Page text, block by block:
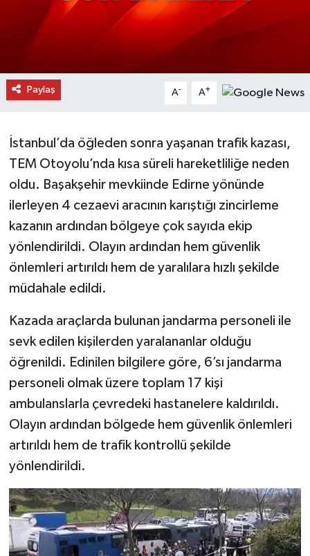
Paylaş A- A+
İstanbul’da öğleden sonra yaşanan trafik kazası,
TEM Otoyolu’nda kısa süreli hareketliliğe neden
oldu. Başakşehir mevkiinde Edirne yönünde
ilerleyen 4 cezaevi aracının karıştığı zincirleme
kazanın ardından bölgeye çok sayıda ekip
yönlendirildi. Olayın ardından hem güvenlik
önlemleri artırıldı hem de yaralılara hızlı şekilde
müdahale edildi.
Kazada araçlarda bulunan jandarma personeli ile
sevk edilen kişilerden yaralananlar olduğu
öğrenildi. Edinilen bilgilere göre, 6’sı jandarma
personeli olmak üzere toplam 17 kişi
ambulanslarla çevredeki hastanelere kaldırıldı.
Olayın ardından bölgede hem güvenlik önlemleri
artırıldı hem de trafik kontrollü şekilde
yönlendirildi.
Doğanyurt Haberleri
İhsangazi Haberleri
Küre Haberleri
Merkez Haberleri
Pınarbaşı Haberleri
Şenpazar Haberleri
Seydiler Haberleri
Taşköprü Haberleri
Tosya Haberleri
Ulusal Haberler
Teknoloji Haberleri
Siyaset Haberleri
Dünya Haberleri